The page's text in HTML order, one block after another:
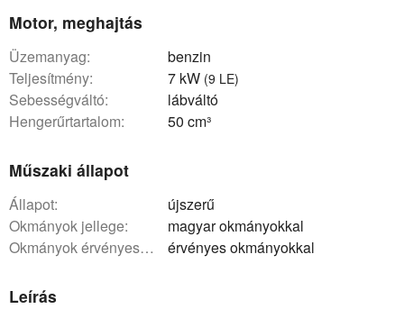
Motor, meghajtás
üzemanyag:
benzin
teljesítmény:
7 kW (9 LE)
sebességváltó:
lábváltó
hengerűrtartalom:
50 cm³
Műszaki állapot
állapot:
újszerű
okmányok jellege:
magyar okmányokkal
okmányok érvényessége:
érvényes okmányokkal
Leírás